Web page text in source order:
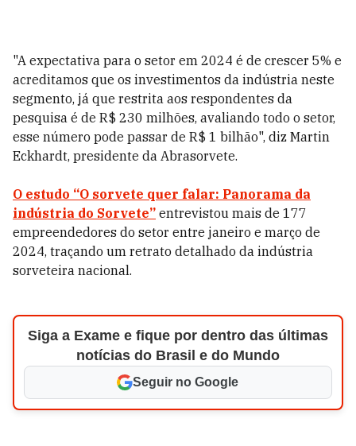
"A expectativa para o setor em 2024 é de crescer 5% e
acreditamos que os investimentos da indústria neste
segmento, já que restrita aos respondentes da
pesquisa é de R$ 230 milhões, avaliando todo o setor,
esse número pode passar de R$ 1 bilhão", diz Martin
Eckhardt, presidente da Abrasorvete.
O estudo “O sorvete quer falar: Panorama da
indústria do Sorvete” entrevistou mais de 177
empreendedores do setor entre janeiro e março de
2024, traçando um retrato detalhado da indústria
sorveteira nacional.
Siga a Exame e fique por dentro das últimas
notícias do Brasil e do Mundo
Seguir no Google